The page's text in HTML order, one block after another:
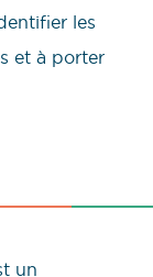
les
et à porter
un